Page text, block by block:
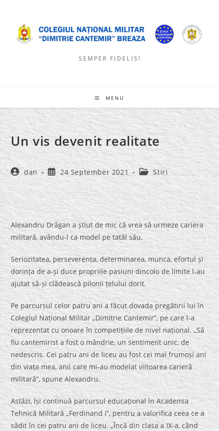
content
SEMPER FIDELIS!
MENU
Un vis devenit realitate
Post
author:
dan
Post
published:
24 September 2021
Post
category:
Stiri
Alexandru Drăgan a știut de mic că vrea să urmeze cariera
militară, avându-l ca model pe tatăl său.
Seriozitatea, perseverența, determinarea, munca, efortul și
dorința de a-și duce propriile pasiuni dincolo de limite l-au
ajutat să-și clădească pilonii țelului dorit.
Pe parcursul celor patru ani a făcut dovada pregătirii lui în
Colegiul Național Militar „Dimitrie Cantemir”, pe care l-a
reprezentat cu onoare în competițiile de nivel național. „Să
fiu cantemirist a fost o mândrie, un sentiment unic, de
nedescris. Cei patru ani de liceu au fost cei mai frumoși ani
din viața mea, anii care mi-au modelat viitoarea carieră
militară”, spune Alexandru.
Astăzi, își continuă parcursul educațional în Academia
Tehnică Militară „Ferdinand I”, pentru a valorifica ceea ce a
sădit în cei patru ani de liceu. „Încă din clasa a IX-a, când